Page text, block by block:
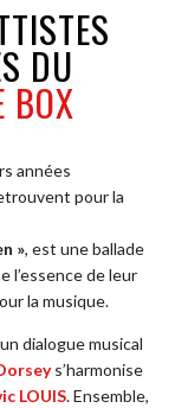
DU
BOX
années
pour la
», est une ballade
l’essence de leur
la musique.
dialogue musical
s’harmonise
LOUIS. Ensemble,